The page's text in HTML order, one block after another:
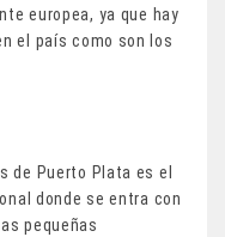
europea, ya que hay
el país como son los
de Puerto Plata es el
donde se entra con
pequeñas